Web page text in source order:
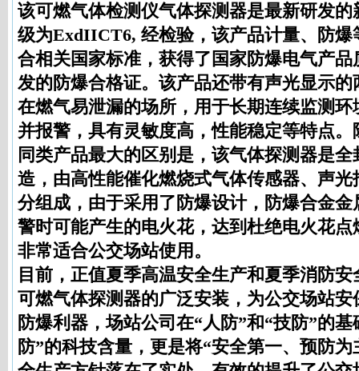
该可燃气体检测仪气体探测器是最新研发
级为ExdIICT6, 经检验，该产品计量、防爆
合相关国家标准，获得了国家防爆电气产
发的防爆合格证。该产品还带有声光显示
在燃气易泄漏的场所，用于长期连续监测
并报警，具有灵敏度高，性能稳定等特点
同类产品最大的区别是，该气体探测器是
造，由高性能催化燃烧式气体传感器、声
分组成，由于采用了防爆设计，防爆合金
警时可能产生的电火花，达到杜绝电火花
非常适合公交场站使用。
目前，正值夏季高温安全生产和夏季消防
可燃气体探测器的广泛安装，为公交场站
防爆利器，场站公司在“人防”和“技防”的
防”的科技含量，更是将“安全第一、预防